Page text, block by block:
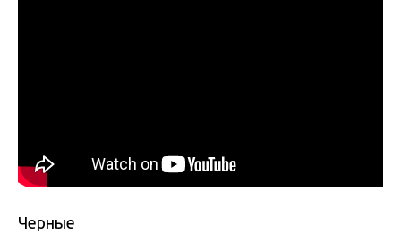
Черные